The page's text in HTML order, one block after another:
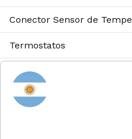
Conector Sensor de
Termostatos